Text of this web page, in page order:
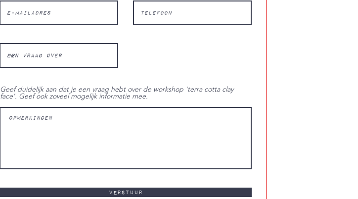
Geef duidelijk aan dat je een vraag hebt over de workshop 'terra cotta clay
face'. Geef ook zoveel mogelijk informatie mee.
Verstuur